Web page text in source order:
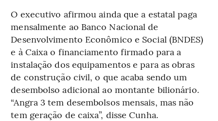
O executivo afirmou ainda que a estatal paga
mensalmente ao Banco Nacional de
Desenvolvimento Econômico e Social (BNDES)
e à Caixa o financiamento firmado para a
instalação dos equipamentos e para as obras
de construção civil, o que acaba sendo um
desembolso adicional ao montante bilionário.
“Angra 3 tem desembolsos mensais, mas não
tem geração de caixa”, disse Cunha.